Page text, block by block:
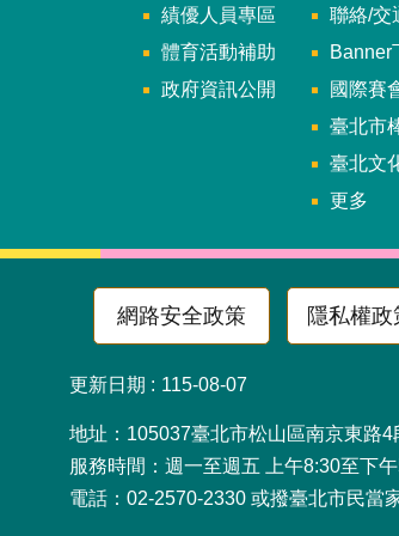
績優人員專區
體育活動補助
政府資訊公開
聯絡/交
Banner
國際賽會申辦暨
臺北市
臺北文化體
更多
網路安全政策 隱私權政
更新日期 115-08-07
地址：105037臺北
服務時間：週一至週五 上午8:30至下
電話：02-2570-2330 或撥臺北市民當